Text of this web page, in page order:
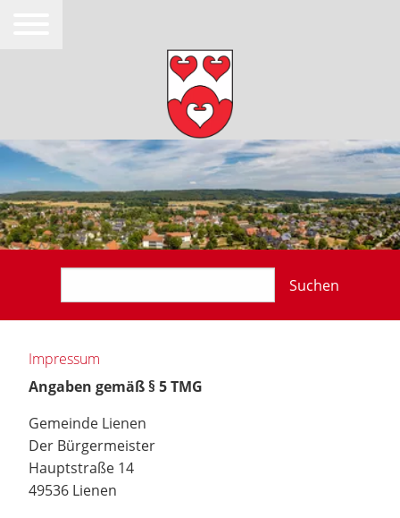
Suchen
Impressum
Angaben gemäß § 5 TMG
Gemeinde Lienen
Der Bürgermeister
Hauptstraße 14
49536 Lienen